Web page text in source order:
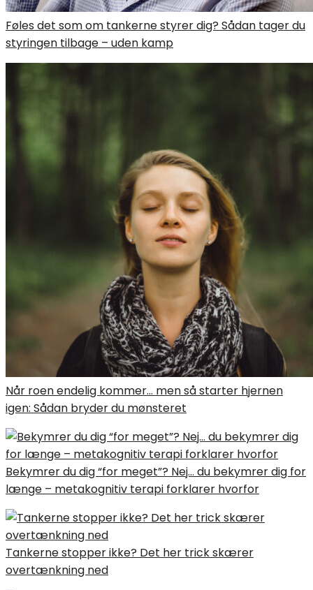
Føles det som om tankerne styrer dig? Sådan tager du
styringen tilbage – uden kamp
Når roen endelig kommer… men så starter hjernen
igen: Sådan bryder du mønsteret
Bekymrer du dig “for meget”? Nej… du bekymrer dig for
længe – metakognitiv terapi forklarer hvorfor
Tankerne stopper ikke? Det her trick skærer
overtænkning ned